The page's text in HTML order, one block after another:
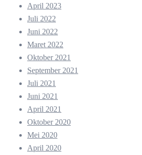
April 2023
Juli 2022
Juni 2022
Maret 2022
Oktober 2021
September 2021
Juli 2021
Juni 2021
April 2021
Oktober 2020
Mei 2020
April 2020